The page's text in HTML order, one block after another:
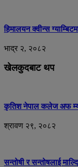
हिमालयन क्वीन्स
भाद्र २, २०८२
खेलकुदबाट थप
कृतिश नेपाल कलेज अफ
श्रावण २९, २०८२
सन्तोषी र सन्तोषलाई